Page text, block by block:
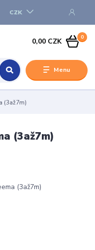
Menu
CZK
0
0,00 CZK
(3až7m)
(3až7m)